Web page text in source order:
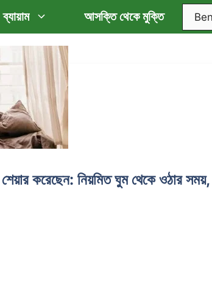
ব্যায়াম আসক্তি থেকে মুক্তি
করেছেন: নিয়মিত ঘুম থেকে ওঠার সময়,